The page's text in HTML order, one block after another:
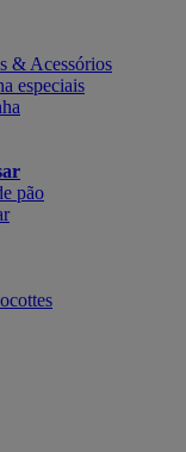
& Acessórios
especiais
pão